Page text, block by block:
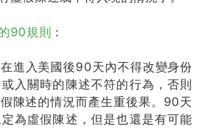
90規則 ：
進入美國後90天內不得改變身份
入關時的陳述不符的行為，否則
陳述的情況而產生重後果。 90天
為虛假陳述，但是也還是有可能